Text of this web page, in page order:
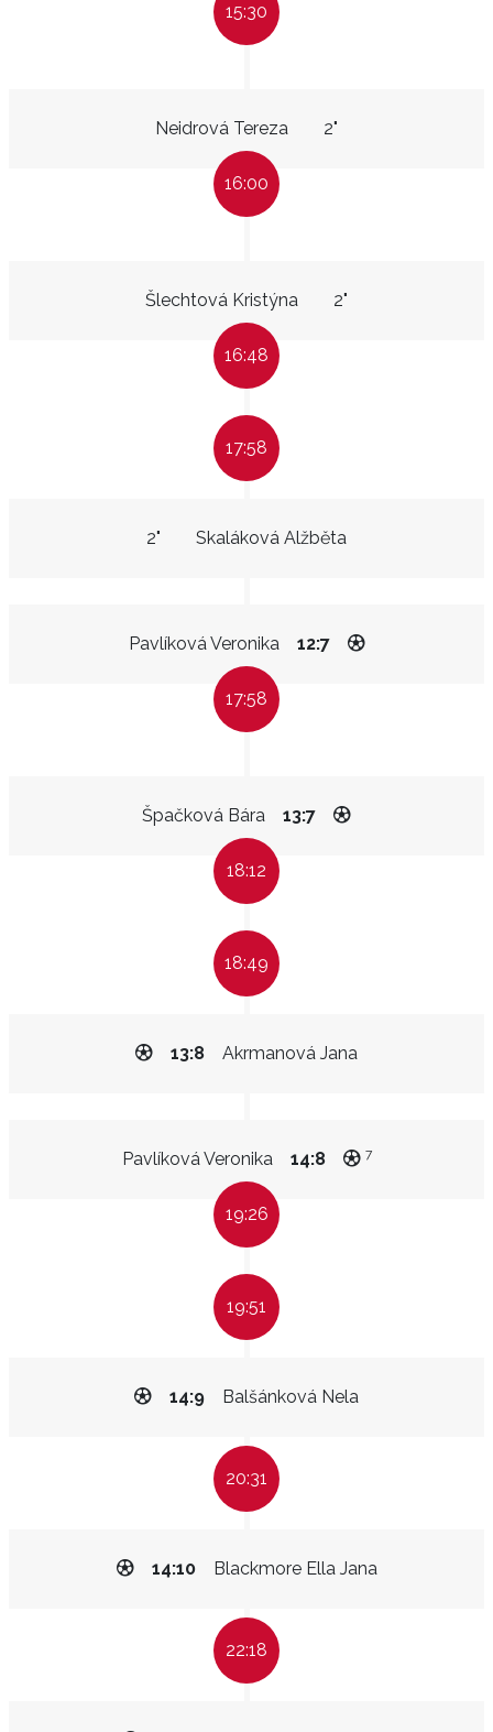
15:30
Neidrová Tereza 2"
16:00
Šlechtová Kristýna 2"
16:48
17:58
Skaláková Alžběta
2"
Pavlíková Veronika 12:7
17:58
Špačková Bára 13:7
18:12
18:49
Akrmanová Jana
13:8
Pavlíková Veronika 14:8 7
19:26
19:51
Balšánková Nela
14:9
20:31
Blackmore Ella Jana
14:10
22:18